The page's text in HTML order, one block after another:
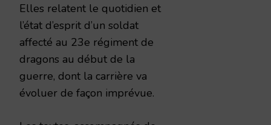
Elles relatent le quotidien et
l’état d’esprit d’un soldat
affecté au 23e régiment de
dragons au début de la
guerre, dont la carrière va
évoluer de façon imprévue.